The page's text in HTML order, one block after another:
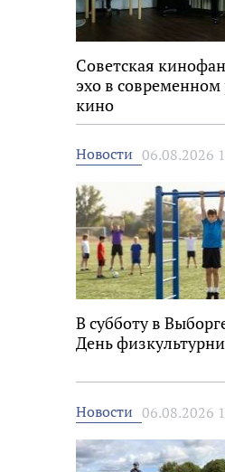
Советская
эхо в
кино
Новости 06.08.2026
В субботу в
День
Новости 06.08.2026